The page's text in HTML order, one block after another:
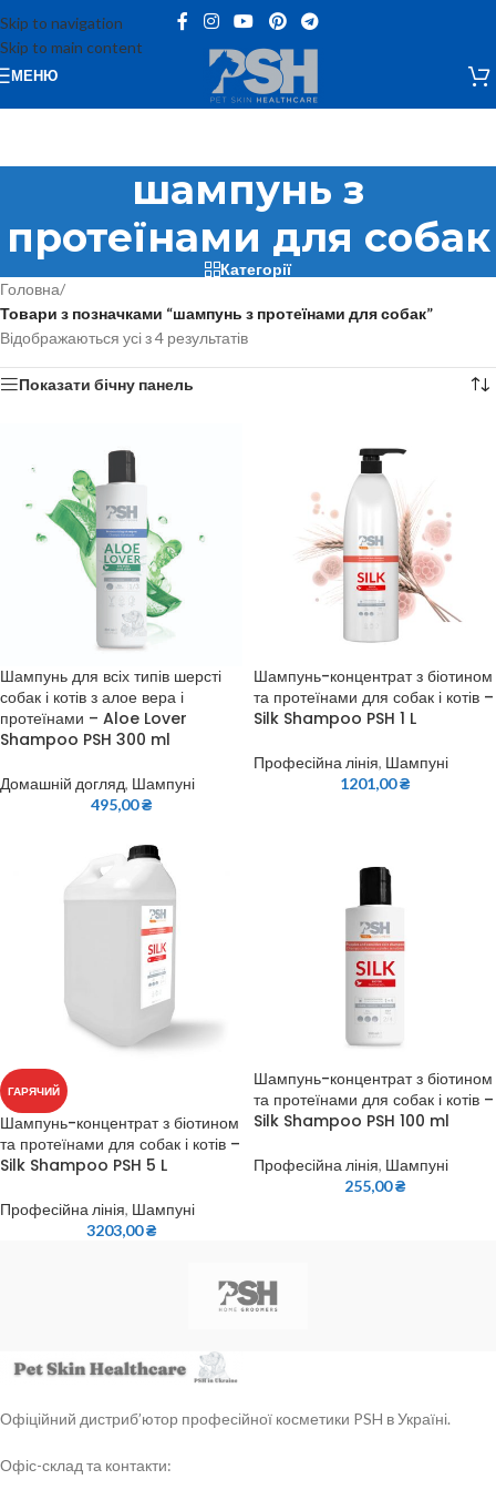
Skip to navigation
Skip to main content
МЕНЮ
шампунь з
протеїнами для собак
Категорії
Головна/
Товари з позначками “шампунь з протеїнами для собак”
Відображаються усі з 4 результатів
Показати бічну панель
Шампунь для всіх типів шерсті
собак і котів з алое вера і
протеїнами – Aloe Lover
Shampoo PSH 300 ml
Домашній догляд, Шампуні
495,00₴
Шампунь-концентрат з біотином
та протеїнами для собак і котів –
Silk Shampoo PSH 1 L
Професійна лінія, Шампуні
1201,00₴
ГАРЯЧИЙ
Шампунь-концентрат з біотином
та протеїнами для собак і котів –
Silk Shampoo PSH 5 L
Професійна лінія, Шампуні
3203,00₴
Шампунь-концентрат з біотином
та протеїнами для собак і котів –
Silk Shampoo PSH 100 ml
Професійна лінія, Шампуні
255,00₴
Офіційний дистриб’ютор професійної косметики PSH в Україні.
Офіс-склад та контакти: